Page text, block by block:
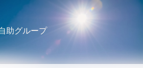
助グループ